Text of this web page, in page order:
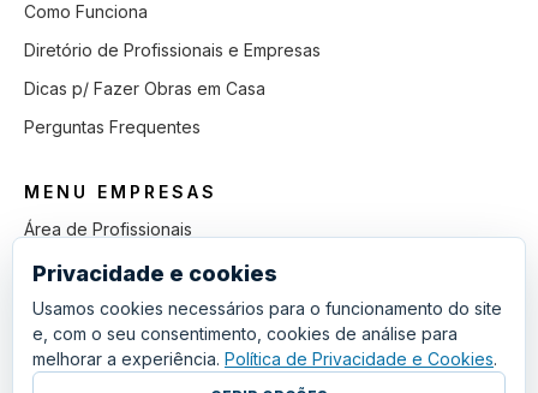
Como Funciona
Diretório de Profissionais e Empresas
Dicas p/ Fazer Obras em Casa
Perguntas Frequentes
MENU EMPRESAS
Área de Profissionais
Como Funciona
Lista de Pedidos em Aberto
Como Ganhar mais Obras
Perguntas Frequentes
Privacidade e cookies
Usamos cookies necessários para o funcionamento do site
e, com o seu consentimento, cookies de análise para
melhorar a experiência. Política de Privacidade e Cookies.